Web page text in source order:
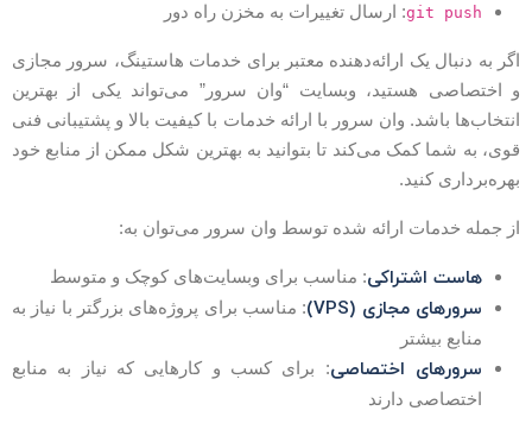
git push: ارسال تغییرات به مخزن راه دور
به دنبال یک ارائه‌دهنده معتبر برای خدمات هاستینگ، سرور مجازی
اختصاصی هستید، وبسایت “وان سرور” می‌تواند یکی از بهترین
باشد. وان سرور با ارائه خدمات با کیفیت بالا و پشتیبانی فنی
به شما کمک می‌کند تا بتوانید به بهترین شکل ممکن از منابع خود
کنید.
جمله خدمات ارائه شده توسط وان سرور می‌توان به:
هاست اشتراکی: مناسب برای وبسایت‌های کوچک و متوسط
سرورهای مجازی (VPS)
: مناسب برای پروژه‌های بزرگتر با نیاز به
منابع بیشتر
سرورهای اختصاصی: برای کسب و کارهایی که نیاز به منابع
اختصاصی دارند